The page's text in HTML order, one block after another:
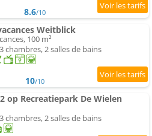
8.6/10
Weitblick
100 m²
chambres, 2 salles de bains
10/10
op Recreatiepark De Wielen
chambres, 2 salles de bains